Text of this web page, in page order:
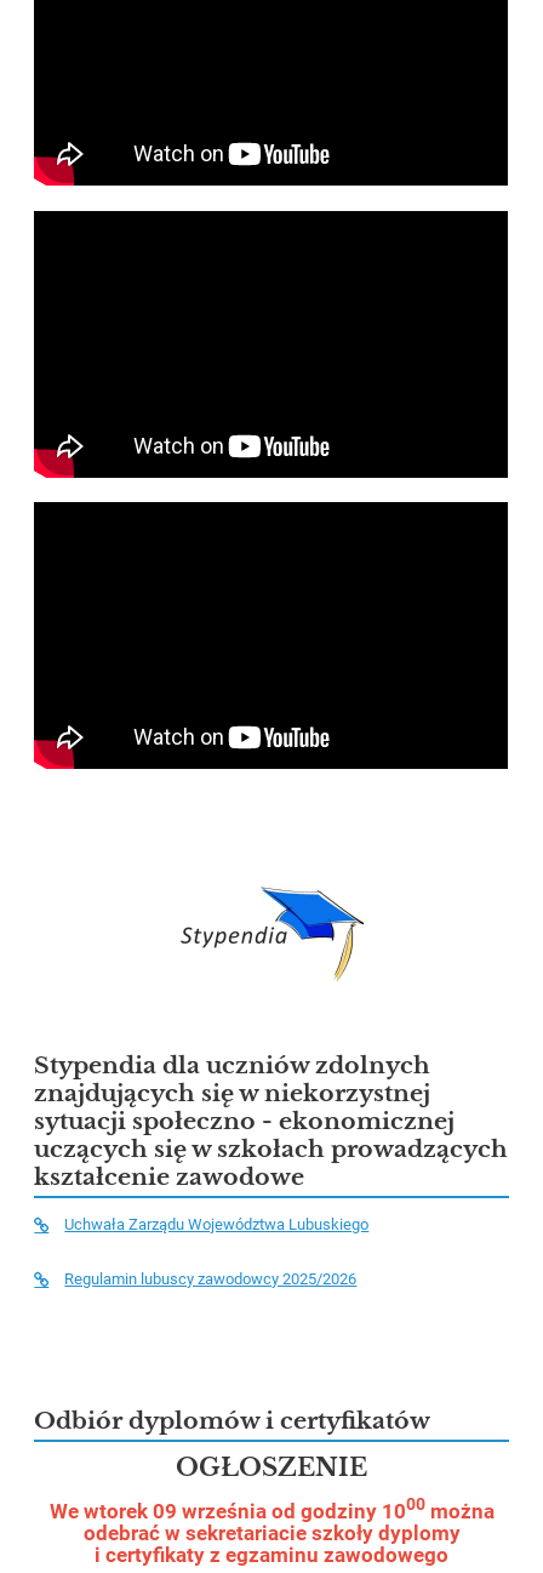
Stypendia dla uczniów zdolnych
znajdujących się w niekorzystnej
sytuacji społeczno - ekonomicznej
uczących się w szkołach prowadzących
kształcenie zawodowe
Uchwała Zarządu Województwa Lubuskiego
Regulamin lubuscy zawodowcy 2025/2026
Odbiór dyplomów i certyfikatów
OGŁOSZENIE
We wtorek 09 września od godziny 1000można
odebrać w sekretariacie szkoły dyplomy
i certyfikaty z egzaminu zawodowego